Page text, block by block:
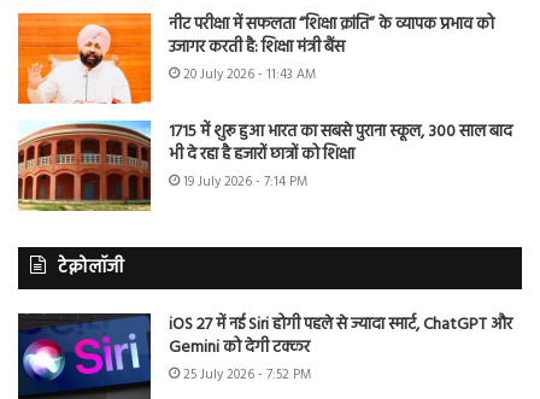
नीट परीक्षा में सफलता “शिक्षा क्रांति” के व्यापक प्रभाव को
उजागर करती है: शिक्षा मंत्री बैंस
20 July 2026 - 11:43 AM
1715 में शुरू हुआ भारत का सबसे पुराना स्कूल, 300 साल बाद
भी दे रहा है हजारों छात्रों को शिक्षा
19 July 2026 - 7:14 PM
टेक्नोलॉजी
iOS 27 में नई Siri होगी पहले से ज्यादा स्मार्ट, ChatGPT और
Gemini को देगी टक्कर
25 July 2026 - 7:52 PM